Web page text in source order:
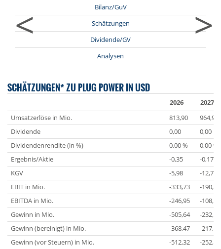
<
Bilanz/GuV
Schätzungen
Dividende/GV
Analysen
>
SCHÄTZUNGEN* ZU PLUG POWER IN USD
2026
2027
Umsatzerlöse in Mio.
813,90
964,94
Dividende
0,00
0,00
Dividendenrendite (in %)
0,00 %
0,00 %
Ergebnis/Aktie
-0,35
-0,17
KGV
-5,98
-12,72
EBIT in Mio.
-333,73
-190,39
EBITDA in Mio.
-246,95
-108,93
Gewinn in Mio.
-505,64
-232,70
Gewinn (bereinigt) in Mio.
-368,47
-217,46
Gewinn (vor Steuern) in Mio.
-512,32
-252,22